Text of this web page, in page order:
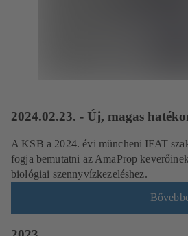
2024.02.23. - Új, magas
A KSB a 2024. évi müncheni IFAT
fogja bemutatni az AmaProp
biológiai szennyvízkezeléshez.